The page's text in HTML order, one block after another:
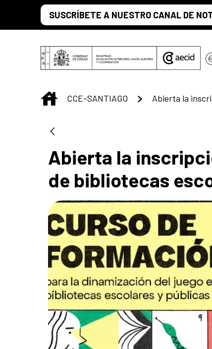
Saltar al contenido principal
SUSCRÍBETE A NUESTRO CANAL DE
INICIO
CCE-SANTIAGO
Abierta la
de bibliotecas